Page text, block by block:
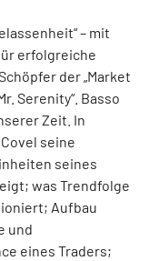
– mit
erfolgreiche
der „Market
Serenity“. Basso
Zeit. In
seine
seines
was Trendfolge
Aufbau
und
eines Traders;